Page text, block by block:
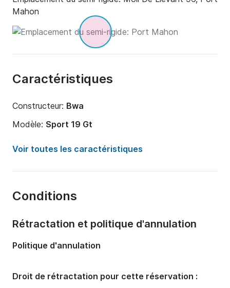
résolus. Quand ce n'est pas possible, nous venons
aider car nous connaissons la position du navire."
Mahon
Caractéristiques
Constructeur: Bwa
Modèle: Sport 19 Gt
Puissance moteur:
140cv
Capacité à bord:
Voir toutes les caractéristiques
Conditions
Rétractation et politique d'annulation
Politique d'annulation
Droit de rétractation pour cette réservation :